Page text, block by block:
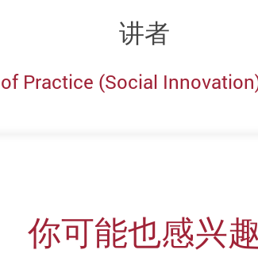
讲者
Practice (Social
你可能也感兴趣